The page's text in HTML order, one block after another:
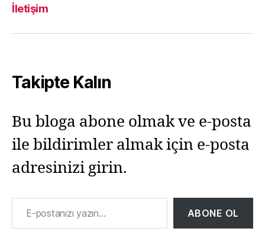
İletişim
Takipte Kalın
Bu bloga abone olmak ve e-posta
ile bildirimler almak için e-posta
adresinizi girin.
E-postanızı yazın…
ABONE OL